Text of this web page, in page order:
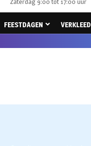
FEESTDAGEN